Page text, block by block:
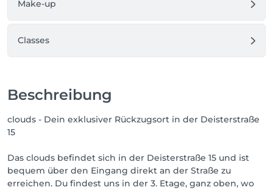
Make-up
Classes
Beschreibung
clouds - Dein exklusiver Rückzugsort in der Deisterstraße
15
Das clouds befindet sich in der Deisterstraße 15 und ist
bequem über den Eingang direkt an der Straße zu
erreichen. Du findest uns in der 3. Etage, ganz oben, wo